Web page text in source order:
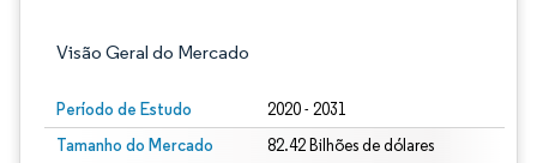
Visão Geral do Mercado
Período de Estudo 2020 - 2031
Tamanho do Mercado
82.42 Bilhões de dólares